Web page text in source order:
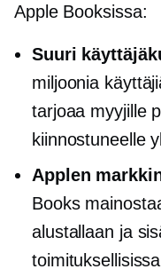
Apple Booksissa:
Suuri
miljoonia
tarjoaa myyjille
kiinnostuneelle
Applen
Books
alustallaan ja